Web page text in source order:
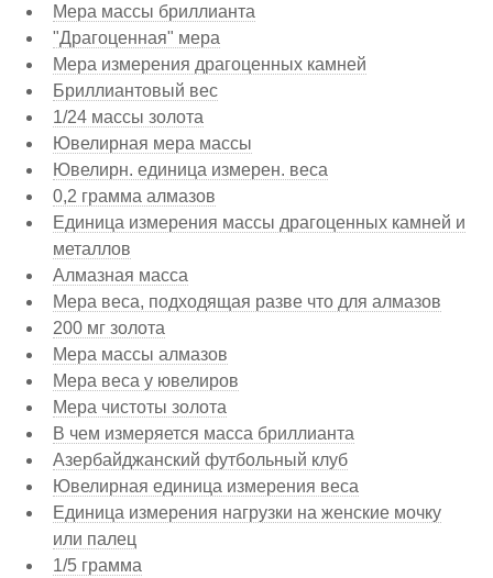
Мера массы бриллианта
"Драгоценная" мера
Мера измерения драгоценных камней
Бриллиантовый вес
1/24 массы золота
Ювелирная мера массы
Ювелирн. единица измерен. веса
0,2 грамма алмазов
Единица измерения массы драгоценных камней и
металлов
Алмазная масса
Мера веса, подходящая разве что для алмазов
200 мг золота
Мера массы алмазов
Мера веса у ювелиров
Мера чистоты золота
В чем измеряется масса бриллианта
Азербайджанский футбольный клуб
Ювелирная единица измерения веса
Единица измерения нагрузки на женские мочку
или палец
1/5 грамма